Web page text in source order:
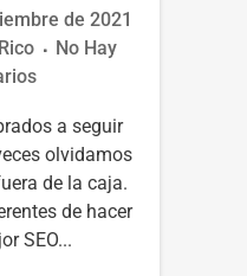
de 2021
No Hay
a seguir
olvidamos
de la caja.
de hacer
SEO...